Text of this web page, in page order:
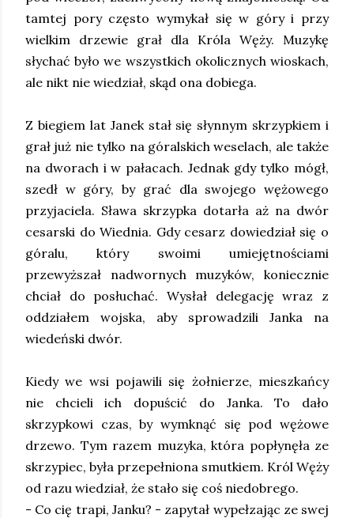
tamtej pory często wymykał się w góry i przy
wielkim drzewie grał dla Króla Węży. Muzykę
słychać było we wszystkich okolicznych wioskach,
ale nikt nie wiedział, skąd ona dobiega.
Z biegiem lat Janek stał się słynnym skrzypkiem i
grał już nie tylko na góralskich weselach, ale także
na dworach i w pałacach. Jednak gdy tylko mógł,
szedł w góry, by grać dla swojego wężowego
przyjaciela. Sława skrzypka dotarła aż na dwór
cesarski do Wiednia. Gdy cesarz dowiedział się o
góralu, który swoimi umiejętnościami
przewyższał nadwornych muzyków, koniecznie
chciał do posłuchać. Wysłał delegację wraz z
oddziałem wojska, aby sprowadzili Janka na
wiedeński dwór.
Kiedy we wsi pojawili się żołnierze, mieszkańcy
nie chcieli ich dopuścić do Janka. To dało
skrzypkowi czas, by wymknąć się pod wężowe
drzewo. Tym razem muzyka, która popłynęła ze
skrzypiec, była przepełniona smutkiem. Król Węży
od razu wiedział, że stało się coś niedobrego.
- Co cię trapi, Janku? - zapytał wypełzając ze swej